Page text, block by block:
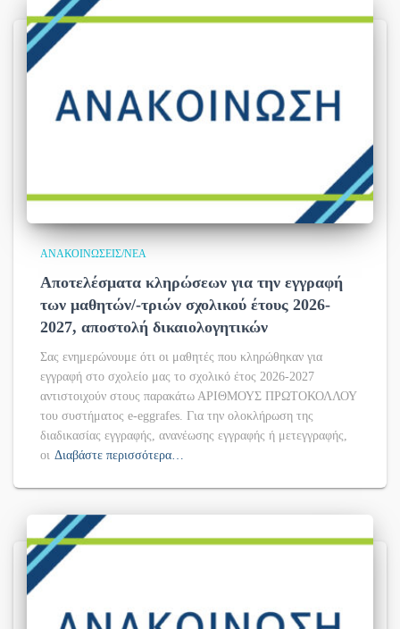
ΑΝΑΚΟΙΝΏΣΕΙΣ/ΝΈΑ
Αποτελέσματα κληρώσεων για την εγγραφή
των μαθητών/-τριών σχολικού έτους 2026-
2027, αποστολή δικαιολογητικών
Σας ενημερώνουμε ότι οι μαθητές που κληρώθηκαν για
εγγραφή στο σχολείο μας το σχολικό έτος 2026-2027
αντιστοιχούν στους παρακάτω ΑΡΙΘΜΟΥΣ ΠΡΩΤΟΚΟΛΛΟΥ
του συστήματος e-eggrafes. Για την ολοκλήρωση της
διαδικασίας εγγραφής, ανανέωσης εγγραφής ή μετεγγραφής,
οι Διαβάστε περισσότερα…